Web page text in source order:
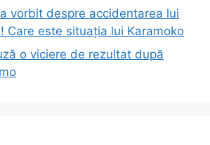
vorbit despre accidentarea lui
Care este situația lui Karamoko
o viciere de rezultat după